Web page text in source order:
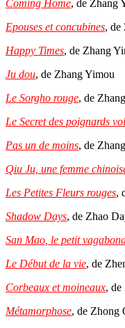
Coming Home, de Zhang
Epouses et concubines, de
Нарpy Times, de Zhang
Ju dou, de Zhang Yimou
Le Sorgho rouge, de
Le Secret des poignards
Pas un de moins, de
Qiu Ju, une femme
Les Petites Fleurs rouges,
Shadow Days, de Zhao
San Mao, le petit
Le Début de la vie, de
Corbeaux et moineaux, de
Métamorphose, de Zhong